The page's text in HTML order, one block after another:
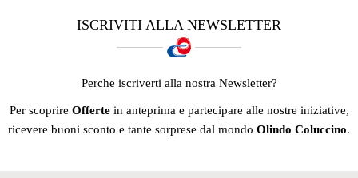
ISCRIVITI ALLA NEWSLETTER
Perche iscriverti alla nostra Newsletter?
Per scoprire Offertein anteprima e partecipare alle nostre iniziative,
ricevere buoni sconto e tante sorprese dal mondo Olindo Coluccino.